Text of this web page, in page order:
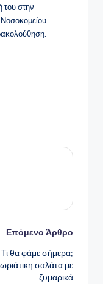
του στην
Επόμενο Άρθρο
Τι θα φάμε σήμερα;
σαλάτα με
ζυμαρικά